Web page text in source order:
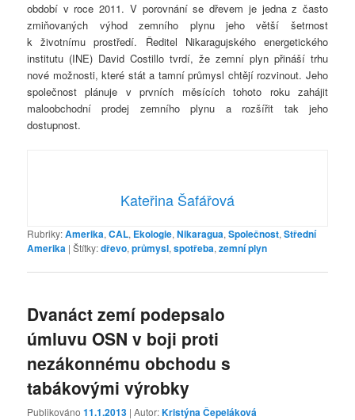
období v roce 2011. V porovnání se dřevem je jedna z často
zmiňovaných výhod zemního plynu jeho větší šetrnost
k životnímu prostředí. Ředitel Nikaragujského energetického
institutu (INE) David Costillo tvrdí, že zemní plyn přináší trhu
nové možnosti, které stát a tamní průmysl chtějí rozvinout. Jeho
společnost plánuje v prvních měsících tohoto roku zahájit
maloobchodní prodej zemního plynu a rozšířit tak jeho
dostupnost.
Kateřina Šafářová
Rubriky:Amerika,CAL, Ekologie,Nikaragua,Společnost,Střední
Amerika |Štítky:dřevo,průmysl,spotřeba,zemní plyn
Dvanáct zemí podepsalo
úmluvu OSN v boji proti
nezákonnému obchodu s
tabákovými výrobky
Publikováno11.1.2013 | Autor:Kristýna Čepeláková